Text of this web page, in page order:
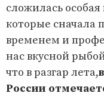
сложилась
которые сначала
временем и
нас вкусной
что в разгар лета,
России